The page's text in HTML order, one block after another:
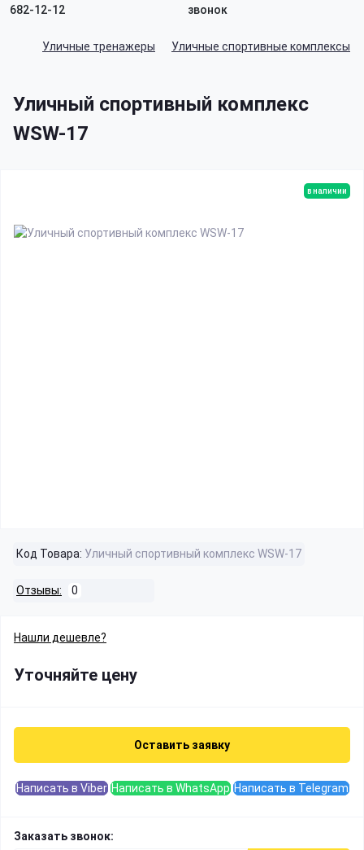
682-12-12
звонок
Уличные тренажеры Уличные спортивные комплексы
Уличный спортивный комплекс
WSW-17
в наличии
Код Товара: Уличный спортивный комплекс WSW-17
Отзывы: 0
Нашли дешевле?
Уточняйте цену
Оставить заявку
Написать в Viber Написать в WhatsApp Написать в Telegram
Заказать звонок: